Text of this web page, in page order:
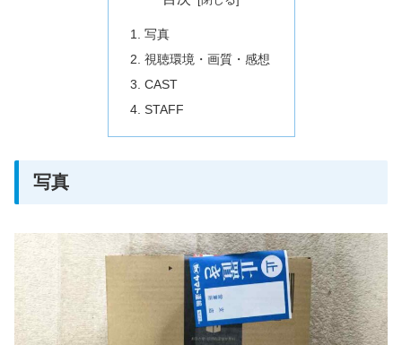
写真
視聴環境・画質・感想
CAST
STAFF
写真